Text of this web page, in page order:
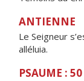
ANTIENNE
Le Seigneur
alléluia.
PSAUME : 50